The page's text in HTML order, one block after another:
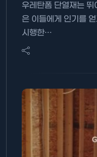
우레탄폼 단열재는
은 이들에게 인기를
시행한…